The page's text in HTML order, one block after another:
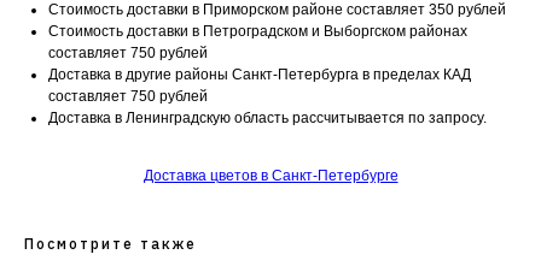
Стоимость доставки в Приморском районе составляет 350 рублей
Стоимость доставки в Петроградском и Выборгском районах
составляет 750 рублей
Доставка в другие районы Санкт-Петербурга в пределах КАД
составляет 750 рублей
Доставка в Ленинградскую область рассчитывается по запросу.
Доставка цветов в Санкт-Петербурге
Посмотрите также